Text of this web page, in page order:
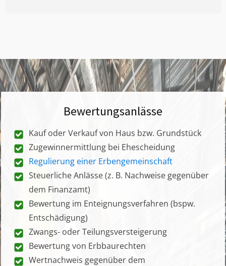
Bewertungsanlässe
Kauf oder Verkauf von Haus bzw. Grundstück
Zugewinnermittlung bei Ehescheidung
Regulierung einer Erbengemeinschaft
Steuerliche Anlässe (z. B. Nachweise gegenüber
dem Finanzamt)
Bewertung im Enteignungsverfahren (bspw.
Entschädigung)
Zwangs- oder Teilungsversteigerung
Bewertung von Erbbaurechten
Wertnachweis gegenüber dem